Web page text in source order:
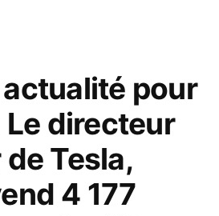
pour
Le directeur
Tesla,
4 177